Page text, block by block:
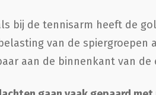
bij de tennisarm heeft de
van de spiergroepen
aan de binnenkant van